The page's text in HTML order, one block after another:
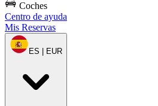
Coches
Centro de ayuda
Mis Reservas
ES | EUR